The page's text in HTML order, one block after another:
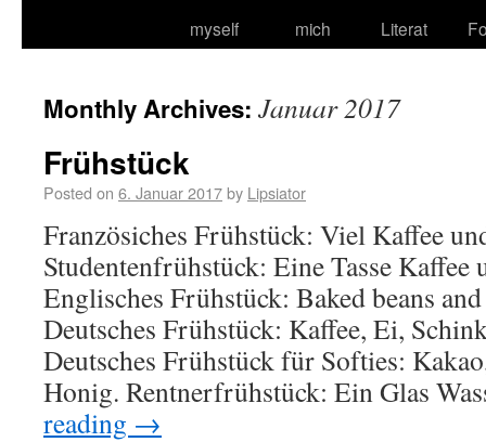
myself
mich
Literat
Monthly Archives: Januar 2017
Frühstück
Posted on 6. Januar 2017by Lipsiator
Französiches Frühstück: Viel Kaffee
Studentenfrühstück: Eine Tasse Kaffee
Englisches Frühstück: Baked beans
Deutsches Frühstück: Kaffee, Ei,
Deutsches Frühstück für Softies:
Honig. Rentnerfrühstück: Ein Glas
reading →